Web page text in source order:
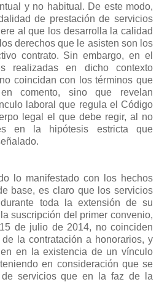
y no habitual. De este modo,
de prestación de servicios
al que los desarrolla la calidad
derechos que le asisten son los
contrato. Sin embargo, en el
realizadas en dicho contexto
coincidan con los términos que
comento, sino que revelan
laboral que regula el Código
legal el que debe regir, al no
en la hipótesis estricta que
lo manifestado con los hechos
base, es claro que los servicios
toda la extensión de su
suscripción del primer convenio,
de julio de 2014, no coinciden
la contratación a honorarios, y
en la existencia de un vínculo
en consideración que se
servicios que en la faz de la